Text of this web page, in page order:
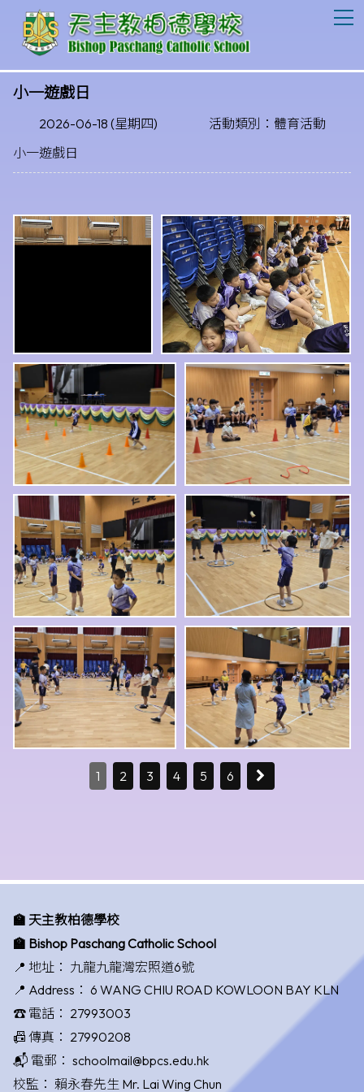
小一遊戲日
2026-06-18 (星期四)
活動類別：體育活動
小一遊戲日
1 2 3 4 5 6
🏫 天主教柏德學校
🏫 Bishop Paschang Catholic School
📍 地址： 九龍九龍灣宏照道6號
📍 Address： 6 WANG CHIU ROAD KOWLOON BAY KLN
☎️ 電話： 27993003
📠 傳真： 27990208
📬 電郵： schoolmail@bpcs.edu.hk
校監： 賴永春先生 Mr. Lai Wing Chun